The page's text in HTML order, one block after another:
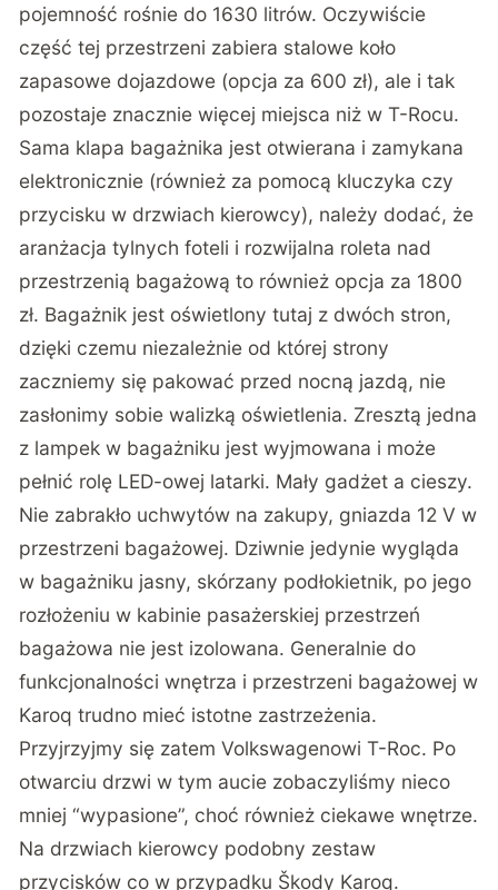
pojemność rośnie do 1630 litrów. Oczywiście
część tej przestrzeni zabiera stalowe koło
zapasowe dojazdowe (opcja za 600 zł), ale i tak
pozostaje znacznie więcej miejsca niż w T-Rocu.
Sama klapa bagażnika jest otwierana i zamykana
elektronicznie (również za pomocą kluczyka czy
przycisku w drzwiach kierowcy), należy dodać, że
aranżacja tylnych foteli i rozwijalna roleta nad
przestrzenią bagażową to również opcja za 1800
zł. Bagażnik jest oświetlony tutaj z dwóch stron,
dzięki czemu niezależnie od której strony
zaczniemy się pakować przed nocną jazdą, nie
zasłonimy sobie walizką oświetlenia. Zresztą jedna
z lampek w bagażniku jest wyjmowana i może
pełnić rolę LED-owej latarki. Mały gadżet a cieszy.
Nie zabrakło uchwytów na zakupy, gniazda 12 V w
przestrzeni bagażowej. Dziwnie jedynie wygląda
w bagażniku jasny, skórzany podłokietnik, po jego
rozłożeniu w kabinie pasażerskiej przestrzeń
bagażowa nie jest izolowana. Generalnie do
funkcjonalności wnętrza i przestrzeni bagażowej w
Karoq trudno mieć istotne zastrzeżenia.
Przyjrzyjmy się zatem Volkswagenowi T-Roc. Po
otwarciu drzwi w tym aucie zobaczyliśmy nieco
mniej “wypasione”, choć również ciekawe wnętrze.
Na drzwiach kierowcy podobny zestaw
przycisków co w przypadku Škody Karoq.